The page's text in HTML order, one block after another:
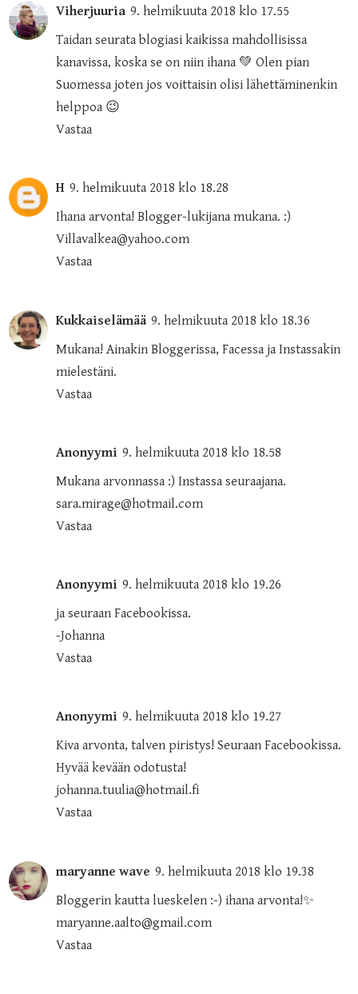
Viherjuuria 9. helmikuuta 2018 klo 17.55
Taidan seurata blogiasi kaikissa mahdollisissa
kanavissa, koska se on niin ihana 💚 Olen pian
Suomessa joten jos voittaisin olisi lähettäminenkin
helppoa 😉
Vastaa
H 9. helmikuuta 2018 klo 18.28
Ihana arvonta! Blogger-lukijana mukana. :)
Villavalkea@yahoo.com
Vastaa
Kukkaiselämää 9. helmikuuta 2018 klo 18.36
Mukana! Ainakin Bloggerissa, Facessa ja Instassakin
mielestäni.
Vastaa
Anonyymi 9. helmikuuta 2018 klo 18.58
Mukana arvonnassa :) Instassa seuraajana.
sara.mirage@hotmail.com
Vastaa
Anonyymi 9. helmikuuta 2018 klo 19.26
ja seuraan Facebookissa.
-Johanna
Vastaa
Anonyymi 9. helmikuuta 2018 klo 19.27
Kiva arvonta, talven piristys! Seuraan Facebookissa.
Hyvää kevään odotusta!
johanna.tuulia@hotmail.fi
Vastaa
maryanne wave 9. helmikuuta 2018 klo 19.38
Bloggerin kautta lueskelen :-) ihana arvonta!✨
maryanne.aalto@gmail.com
Vastaa